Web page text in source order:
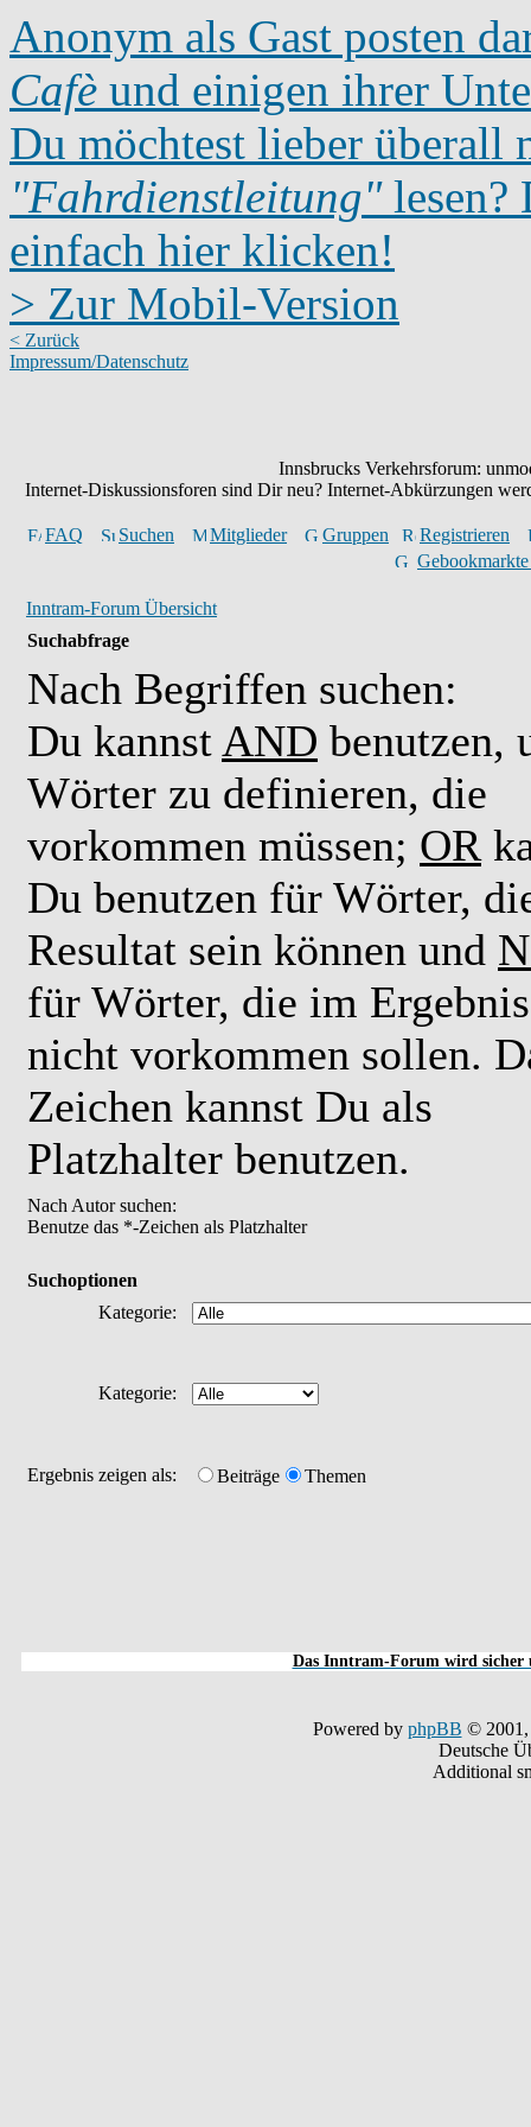
Anonym als Gast posten
Cafè und einigen ihrer
Du möchtest lieber überall
"Fahrdienstleitung"lesen?
einfach hier klicken!
> Zur Mobil-Version
< Zurück
Impressum/Datenschutz
Innsbrucks Verkehrsforum:
Internet-Diskussionsforen sind Dir neu? Internet-Abkürzungen
FAQ Suchen Mitglieder Gruppen
Registrieren
Inntram-Forum Übersicht
Suchabfrage
Nach Begriffen suchen:
Du kannst AND benutzen,
Wörter zu definieren, die
vorkommen müssen; OR
Du benutzen für Wörter,
Resultat sein können und
für Wörter, die im Ergebnis
nicht vorkommen sollen.
Zeichen kannst Du als
Platzhalter benutzen.
Nach Autor suchen:
Benutze das *-Zeichen als Platzhalter
Suchoptionen
Kategorie:
Kategorie:
Ergebnis zeigen als: Beiträge Themen
Das Inntram-Forum wird sicher
Powered by phpBB © 2001,
Deutsche
Additional